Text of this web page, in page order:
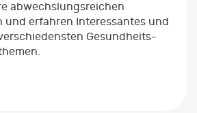
haben Sie als Fachperson
Zugang zu unserem
die Themen
Gesundheit & Ernährung und